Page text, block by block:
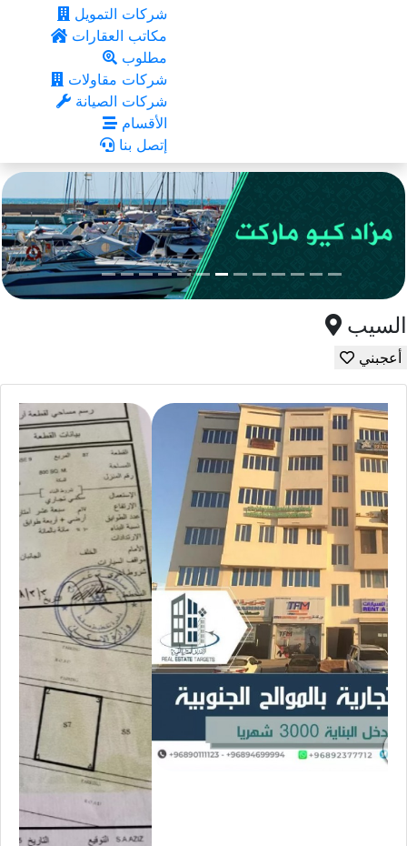
شركات التمويل
مكاتب العقارات
مطلوب
شركات مقاولات
شركات الصيانة
الأقسام
إتصل بنا
أعجبني